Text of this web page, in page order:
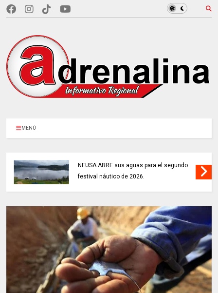
MENÚ
NEUSA ABRE sus aguas para el segundo
festival náutico de 2026.